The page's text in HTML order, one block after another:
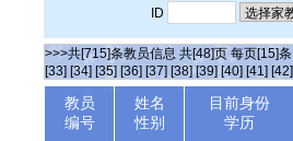
ID
>>>共[715]条教员信息 共[48]页 每页[15]条
[33] [34] [35] [36] [37] [38] [39] [40] [41] [42]
教员
编号
姓名
性别
目前身份
学历